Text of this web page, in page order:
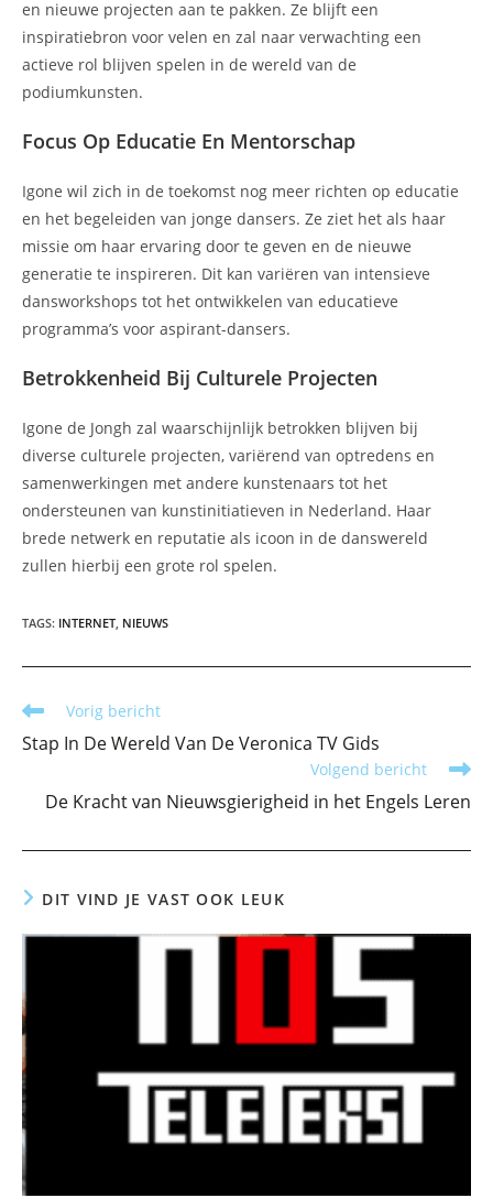
en nieuwe projecten aan te pakken. Ze blijft een
inspiratiebron voor velen en zal naar verwachting een
actieve rol blijven spelen in de wereld van de
podiumkunsten.
Focus Op Educatie En Mentorschap
Igone wil zich in de toekomst nog meer richten op educatie
en het begeleiden van jonge dansers. Ze ziet het als haar
missie om haar ervaring door te geven en de nieuwe
generatie te inspireren. Dit kan variëren van intensieve
dansworkshops tot het ontwikkelen van educatieve
programma’s voor aspirant-dansers.
Betrokkenheid Bij Culturele Projecten
Igone de Jongh zal waarschijnlijk betrokken blijven bij
diverse culturele projecten, variërend van optredens en
samenwerkingen met andere kunstenaars tot het
ondersteunen van kunstinitiatieven in Nederland. Haar
brede netwerk en reputatie als icoon in de danswereld
zullen hierbij een grote rol spelen.
TAGS: INTERNET NIEUWS
Lees
artikelen
Vorig bericht
Stap In De Wereld Van De Veronica TV Gids
Volgend bericht
De Kracht van Nieuwsgierigheid in het Engels Leren
DIT VIND JE VAST OOK LEUK